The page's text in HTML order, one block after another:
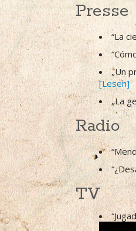
Presse
“La
„Un
[Lesen]
„La
Radio
TV